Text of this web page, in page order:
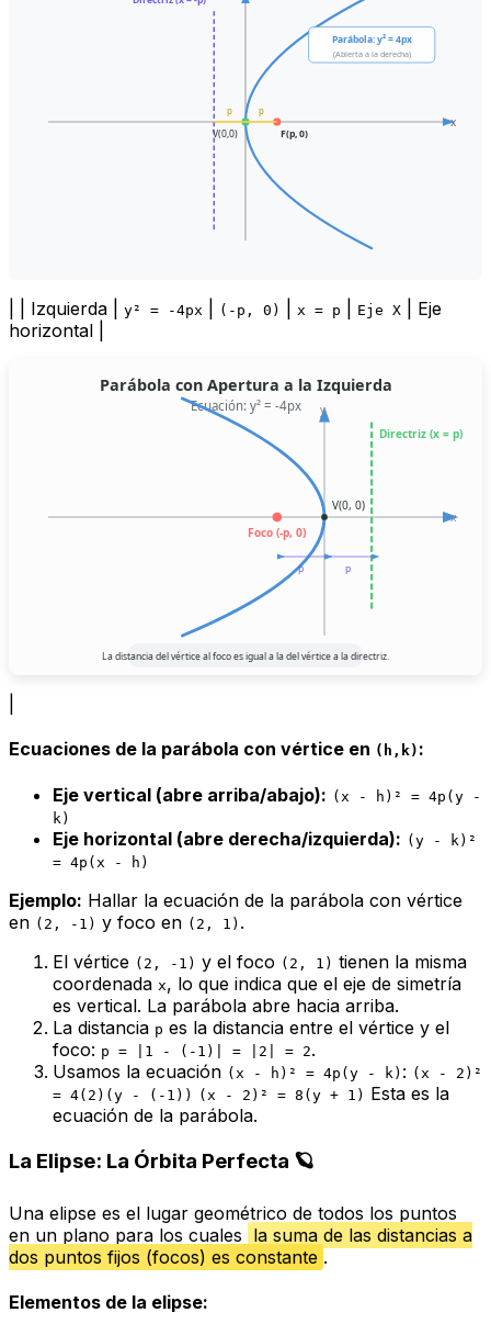
x
V(0,0) F(p, 0)
p p
Parábola: y² = 4px
(Abierta a la derecha)
| | Izquierda | y² = -4px (-p, 0) x = p Eje X
| Eje
horizontal |
Parábola con Apertura a la Izquierda
Ecuación: y² = -4px
x
y
Directriz (x = p)
Foco (-p, 0)
V(0, 0)
p p
La distancia del vértice al foco es igual a la del vértice a la directriz.
Ecuaciones de la parábola con vértice en (h,k) :
Eje vertical (abre arriba/abajo): (x - h)² = 4p(y -
k)
Eje horizontal (abre derecha/izquierda): (y - k)²
= 4p(x - h)
Ejemplo: Hallar la ecuación de la parábola con vértice
en (2, -1) y foco en (2, 1) .
El vértice (2, -1) y el foco (2, 1) tienen la misma
coordenada x, lo que indica que el eje de simetría
es vertical. La parábola abre hacia arriba.
La distancia p es la distancia entre el vértice y el
foco: p = |1 - (-1)| = |2| = 2.
Usamos la ecuación (x - h)² = 4p(y - k) : (x - 2)²
= 4(2)(y - (-1))
(x - 2)² = 8(y + 1) Esta es la
ecuación de la parábola.
La Elipse: La Órbita Perfecta 🪐
Una elipse es el lugar geométrico de todos los puntos
en un plano para los cuales la suma de las distancias a
dos puntos fijos (focos) es constante .
Elementos de la elipse: